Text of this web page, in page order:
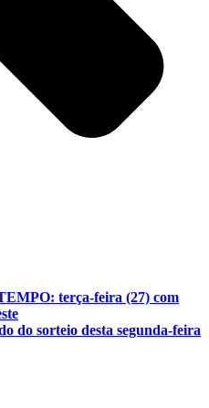
terça-feira (27) com
do sorteio desta segunda-feira